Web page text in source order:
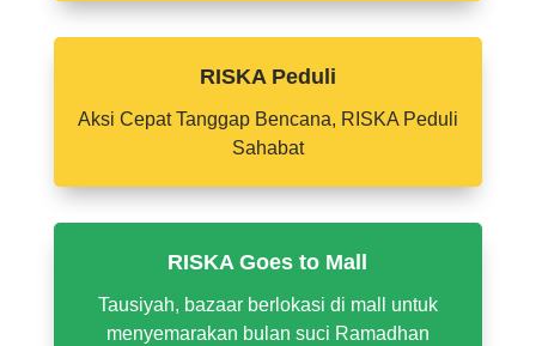
RISKA Peduli
Aksi Cepat Tanggap Bencana, RISKA Peduli
Sahabat
RISKA Goes to Mall
Tausiyah, bazaar berlokasi di mall untuk
menyemarakan bulan suci Ramadhan